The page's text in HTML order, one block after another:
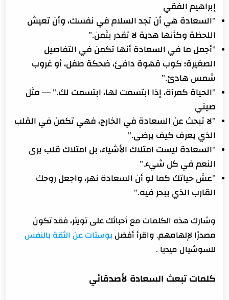
إبراهيم الفقي
"السعادة هي أن تجد السلام في نفسك، وأن تعيش
اللحظة وكأنها هدية لا تقدر بثمن."
"أجمل ما في السعادة أنها تكمن في التفاصيل
الصغيرة؛ كوب قهوة دافئ، ضحكة طفل، أو غروب
شمس هادئ."
"الحياة كمرآة، إذا ابتسمت لها، ابتسمت لك." — مثل
صيني
"لا تبحث عن السعادة في الخارج، فهي تكمن في القلب
الذي يعرف كيف يرضى."
"السعادة ليست امتلاك الأشياء، بل امتلاك قلب يرى
النعم في كل شيء."
"عش حياتك كما لو أن السعادة نهر، واجعل روحك
القارب الذي يبحر فيه."
وشارك هذه الكلمات مع أحبائك على تويتر، فقد تكون
مصدرًا لإلهامهم. واقرأ أفضل بوستات عن الثقة بالنفس
للسوشيال ميديا .
كلمات تبعث السعادة لأصدقائي